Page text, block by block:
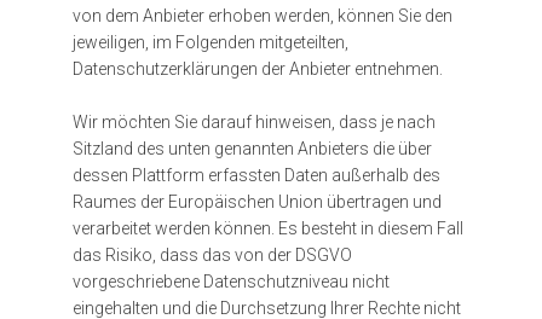
von dem Anbieter erhoben werden, können Sie den
jeweiligen, im Folgenden mitgeteilten,
Datenschutzerklärungen der Anbieter entnehmen.
Wir möchten Sie darauf hinweisen, dass je nach
Sitzland des unten genannten Anbieters die über
dessen Plattform erfassten Daten außerhalb des
Raumes der Europäischen Union übertragen und
verarbeitet werden können. Es besteht in diesem Fall
das Risiko, dass das von der DSGVO
vorgeschriebene Datenschutzniveau nicht
eingehalten und die Durchsetzung Ihrer Rechte nicht